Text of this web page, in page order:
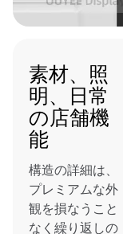
素材、照
明、日常
の店舗機
能
構造の詳細は、
プレミアムな外
観を損なうこと
なく繰り返しの